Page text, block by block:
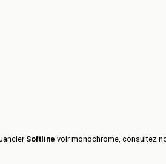
Softline voir monochrome, consultez